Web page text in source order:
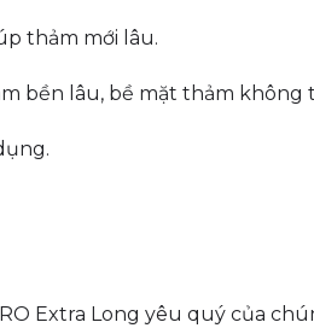
thảm mới lâu.
bền lâu, bề mặt thảm không
Extra Long yêu quý của